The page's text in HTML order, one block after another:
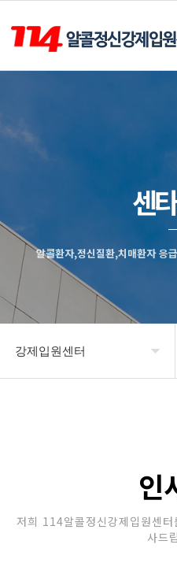
센
알콜환자,정신질환,치매환자 응
강제입원센터
인
저희 114알콜정신강제입원센
사드